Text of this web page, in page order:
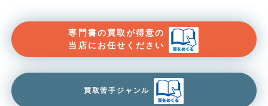
専門書の買取が得意の
当店にお任せください
買取苦手ジャンル